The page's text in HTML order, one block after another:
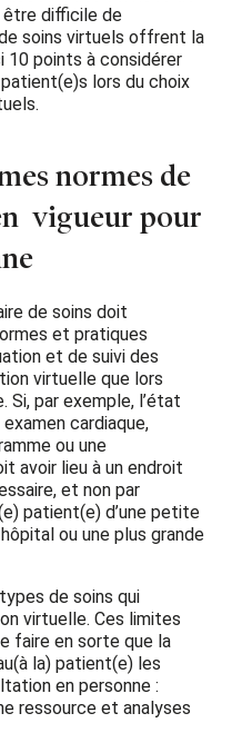
difficile de
soins virtuels offrent la
10 points à considérer
lors du choix
normes de
vigueur pour
de soins doit
et pratiques
et de suivi des
virtuelle que lors
Si, par exemple, l’état
cardiaque,
ou une
avoir lieu à un endroit
et non par
patient(e) d’une petite
ou une plus grande
de soins qui
virtuelle. Ces limites
faire en sorte que la
la) patient(e) les
en personne :
ressource et analyses